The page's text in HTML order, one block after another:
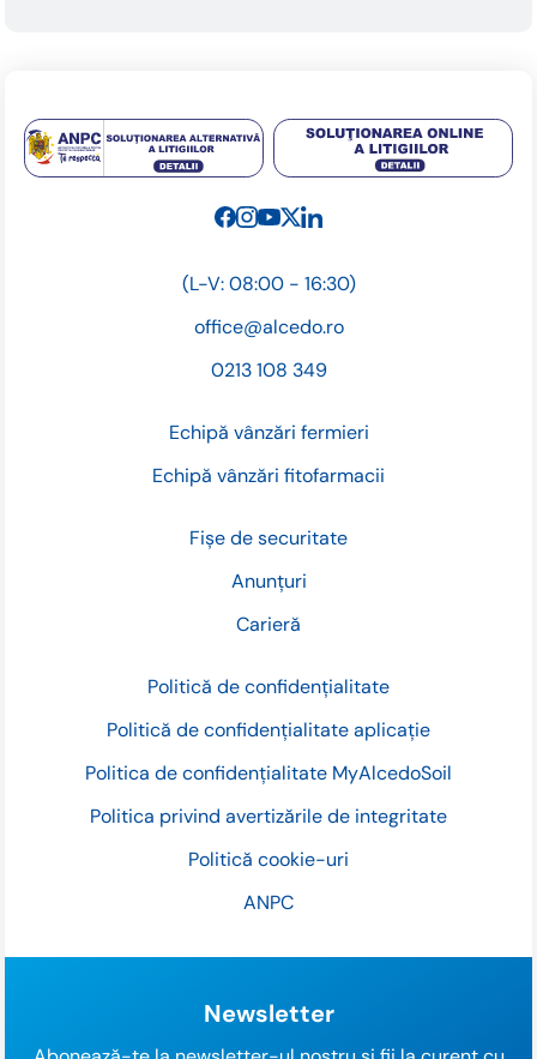
Fișe de securitate
Anunțuri
Carieră
Politică de confidențialitate
Politică de confidențialitate aplicație
Politica de confidențialitate MyAlcedoSoil
Politica privind avertizările de integritate
Politică cookie-uri
ANPC
(L-V: 08:00 - 16:30)
office@alcedo.ro
0213 108 349
Echipă vânzări fermieri
Echipă vânzări fitofarmacii
Newsletter